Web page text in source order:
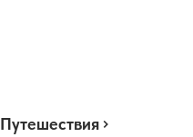
Путешествия